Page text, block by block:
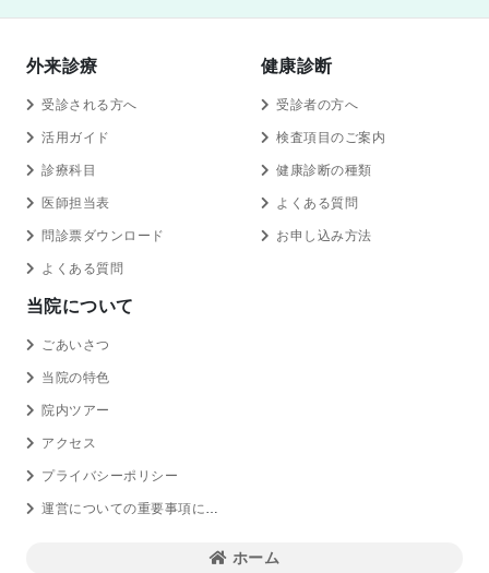
外来診療
受診される方へ
活用ガイド
診療科目
医師担当表
問診票ダウンロード
よくある質問
健康診断
受診者の方へ
検査項目のご案内
健康診断の種類
よくある質問
お申し込み方法
当院について
ごあいさつ
当院の特色
院内ツアー
アクセス
プライバシーポリシー
運営についての重要事項に関する規程の概要
ホーム